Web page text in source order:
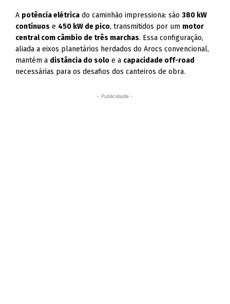
A potência elétrica do caminhão impressiona: são380 kW
contínuos e 450 kW de pico, transmitidos por um motor
central com câmbio de três marchas. Essa configuração,
aliada a eixos planetários herdados do Arocs convencional,
mantém a distância do solo e a capacidade off-road
necessárias para os desafios dos canteiros de obra.
- Publicidade -